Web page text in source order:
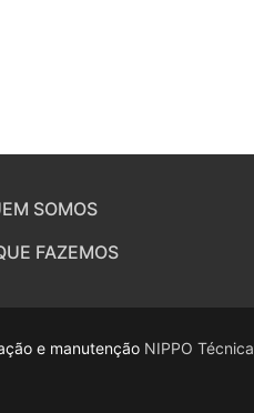
SOMOS
FAZEMOS
e manutenção NIPPO Técnica